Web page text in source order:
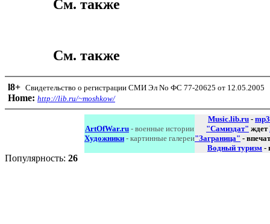
См. также
См. также
l8+ Свидетельство о регистрации СМИ Эл No ФС 77-20625 от 12.05.2005
Home: http://lib.ru/~moshkow/
ArtOfWar.ru - военные истории
Художники - картинные галереи
Music.lib.ru - mp3
"Самиздат" ждет
"Заграница" -
Водный туризм -
Популярность: 26